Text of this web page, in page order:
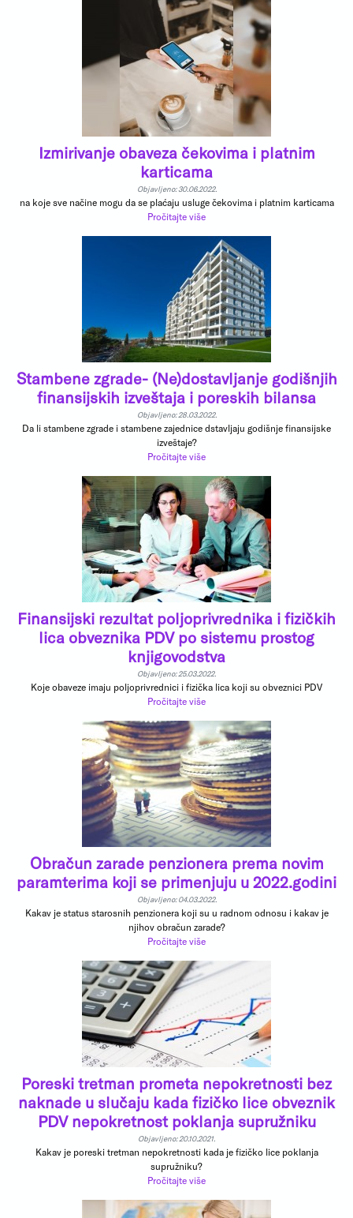
Izmirivanje obaveza čekovima i platnim
karticama
Objavljeno: 30.06.2022.
na koje sve načine mogu da se plaćaju usluge čekovima i platnim karticama
Pročitajte više
Stambene zgrade- (Ne)dostavljanje godišnjih
finansijskih izveštaja i poreskih bilansa
Objavljeno: 28.03.2022.
Da li stambene zgrade i stambene zajednice dstavljaju godišnje finansijske
izveštaje?
Pročitajte više
Finansijski rezultat poljoprivrednika i fizičkih
lica obveznika PDV po sistemu prostog
knjigovodstva
Objavljeno: 25.03.2022.
Koje obaveze imaju poljoprivrednici i fizička lica koji su obveznici PDV
Pročitajte više
Obračun zarade penzionera prema novim
paramterima koji se primenjuju u 2022.godini
Objavljeno: 04.03.2022.
Kakav je status starosnih penzionera koji su u radnom odnosu i kakav je
njihov obračun zarade?
Pročitajte više
Poreski tretman prometa nepokretnosti bez
naknade u slučaju kada fizičko lice obveznik
PDV nepokretnost poklanja supružniku
Objavljeno: 20.10.2021.
Kakav je poreski tretman nepokretnosti kada je fizičko lice poklanja
supružniku?
Pročitajte više